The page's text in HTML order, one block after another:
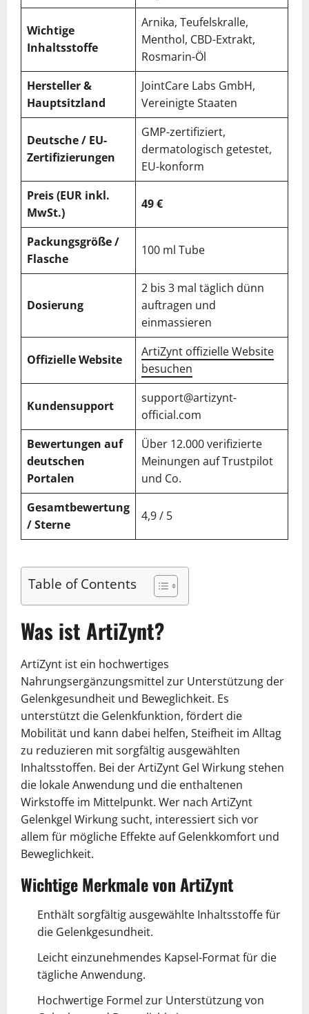
Wichtige
Inhaltsstoffe
Arnika, Teufelskralle,
Menthol, CBD-Extrakt,
Rosmarin-Öl
Hersteller &
Hauptsitzland
JointCare Labs GmbH,
Vereinigte Staaten
Deutsche / EU-
Zertifizierungen
GMP-zertifiziert,
dermatologisch getestet,
EU-konform
Preis (EUR inkl.
MwSt.)
49 €
Packungsgröße /
Flasche
100 ml Tube
Dosierung
2 bis 3 mal täglich dünn
auftragen und
einmassieren
Offizielle Website
ArtiZynt offizielle Website
besuchen
Kundensupport
support@artizynt-
official.com
Bewertungen auf
deutschen
Portalen
Über 12.000 verifizierte
Meinungen auf Trustpilot
und Co.
Gesamtbewertung
/ Sterne
4,9 / 5
Table of Contents
Was ist ArtiZynt?
ArtiZynt ist ein hochwertiges
Nahrungsergänzungsmittel zur Unterstützung der
Gelenkgesundheit und Beweglichkeit. Es
unterstützt die Gelenkfunktion, fördert die
Mobilität und kann dabei helfen, Steifheit im Alltag
zu reduzieren mit sorgfältig ausgewählten
Inhaltsstoffen. Bei der ArtiZynt Gel Wirkung stehen
die lokale Anwendung und die enthaltenen
Wirkstoffe im Mittelpunkt. Wer nach ArtiZynt
Gelenkgel Wirkung sucht, interessiert sich vor
allem für mögliche Effekte auf Gelenkkomfort und
Beweglichkeit.
Wichtige Merkmale von ArtiZynt
Enthält sorgfältig ausgewählte Inhaltsstoffe für
die Gelenkgesundheit.
Leicht einzunehmendes Kapsel-Format für die
tägliche Anwendung.
Hochwertige Formel zur Unterstützung von